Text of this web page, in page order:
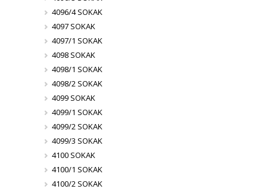
4096/4 SOKAK
4097 SOKAK
4097/1 SOKAK
4098 SOKAK
4098/1 SOKAK
4098/2 SOKAK
4099 SOKAK
4099/1 SOKAK
4099/2 SOKAK
4099/3 SOKAK
4100 SOKAK
4100/1 SOKAK
4100/2 SOKAK